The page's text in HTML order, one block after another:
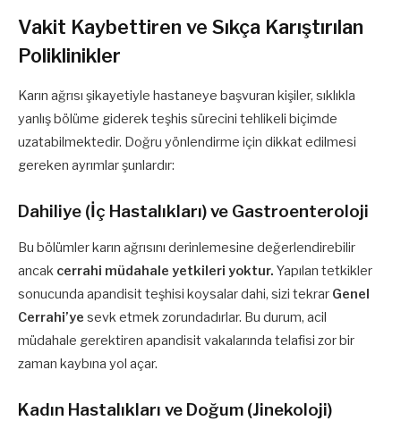
Vakit Kaybettiren ve Sıkça Karıştırılan
Poliklinikler
Karın ağrısı şikayetiyle hastaneye başvuran kişiler, sıklıkla
yanlış bölüme giderek teşhis sürecini tehlikeli biçimde
uzatabilmektedir. Doğru yönlendirme için dikkat edilmesi
gereken ayrımlar şunlardır:
Dahiliye (İç Hastalıkları) ve Gastroenteroloji
Bu bölümler karın ağrısını derinlemesine değerlendirebilir
ancak cerrahi müdahale yetkileri yoktur. Yapılan tetkikler
sonucunda apandisit teşhisi koysalar dahi, sizi tekrar Genel
Cerrahi’ye sevk etmek zorundadırlar. Bu durum, acil
müdahale gerektiren apandisit vakalarında telafisi zor bir
zaman kaybına yol açar.
Kadın Hastalıkları ve Doğum (Jinekoloji)